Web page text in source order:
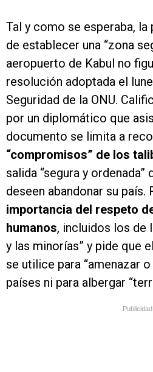
Tal y como se esperaba,
de establecer una “zona
aeropuerto de Kabul no
resolución adoptada el
Seguridad de la ONU.
por un diplomático que
documento se limita a
“compromisos” de los
salida “segura y
deseen abandonar su país.
importancia del respeto
humanos, incluidos los de
y las minorías” y pide que
se utilice para “amenazar
países ni para albergar
Publicidad